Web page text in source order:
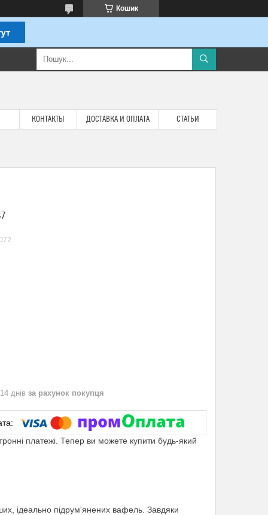
Кошик
КОНТАКТЫ ДОСТАВКА И ОПЛАТА СТАТЬИ
днів за рахунок покупця
платежі. Тепер ви можете купити будь-який
ідеально підрум'янених вафель. Завдяки